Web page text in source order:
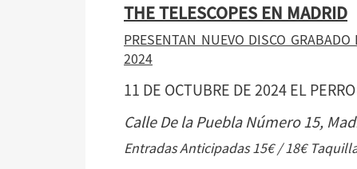
THE TELESCOPES EN MADRID
PRESENTAN NUEVO DISCO
2024
11 DE OCTUBRE DE 2024 EL
Calle De la Puebla Número 15,
Entradas Anticipadas 15€ / 18€